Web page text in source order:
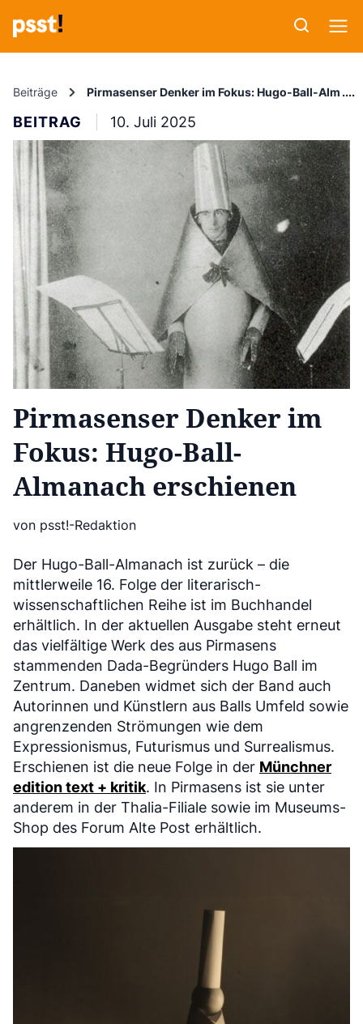
Beiträge Pirmasenser Denker im Fokus: Hugo-Ball-
BEITRAG 10. Juli 2025
Pirmasenser Denker im
Fokus: Hugo-Ball-
Almanach erschienen
von psst!-Redaktion
Der Hugo-Ball-Almanach ist zurück – die
mittlerweile 16. Folge der literarisch-
wissenschaftlichen Reihe ist im Buchhandel
erhältlich. In der aktuellen Ausgabe steht erneut
das vielfältige Werk des aus Pirmasens
stammenden Dada-Begründers Hugo Ball im
Zentrum. Daneben widmet sich der Band auch
Autorinnen und Künstlern aus Balls Umfeld sowie
angrenzenden Strömungen wie dem
Expressionismus, Futurismus und Surrealismus.
Erschienen ist die neue Folge in der Münchner
edition text + kritik. In Pirmasens ist sie unter
anderem in der Thalia-Filiale sowie im Museums-
Shop des Forum Alte Post erhältlich.